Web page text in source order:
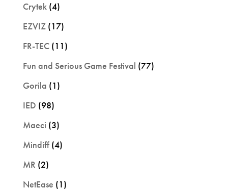
Crytek(4)
EZVIZ(17)
FR-TEC(11)
Fun and Serious Game Festival (77)
Gorila (1)
IED (98)
Maeci (3)
Mindiff(4)
MR (2)
NetEase (1)